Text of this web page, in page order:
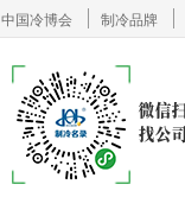
中国冷博会 制冷品牌